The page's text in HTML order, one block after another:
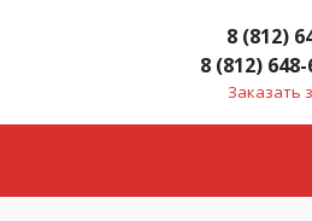
8 (812)
8 (812) 648-
Заказать